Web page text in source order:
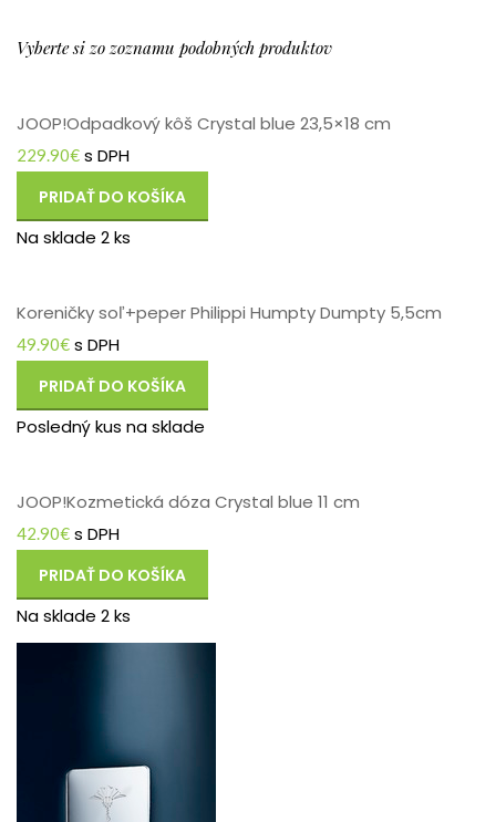
Vyberte si zo zoznamu podobných produktov
JOOP!Odpadkový kôš Crystal blue 23,5×18 cm
229.90€ s DPH
PRIDAŤ DO KOŠÍKA
Na sklade 2 ks
Koreničky soľ+peper Philippi Humpty Dumpty 5,5cm
49.90€ s DPH
PRIDAŤ DO KOŠÍKA
Posledný kus na sklade
JOOP!Kozmetická dóza Crystal blue 11 cm
42.90€ s DPH
PRIDAŤ DO KOŠÍKA
Na sklade 2 ks